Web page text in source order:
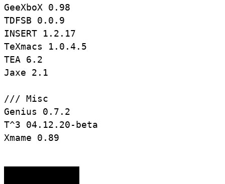
GeeXboX 0.98
TDFSB 0.0.9
INSERT 1.2.17
TeXmacs 1.0.4.5
TEA 6.2
Jaxe 2.1
/// Misc
Genius 0.7.2
T^3 04.12.20-beta
Xmame 0.89